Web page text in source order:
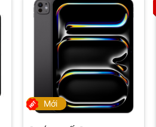
Mới